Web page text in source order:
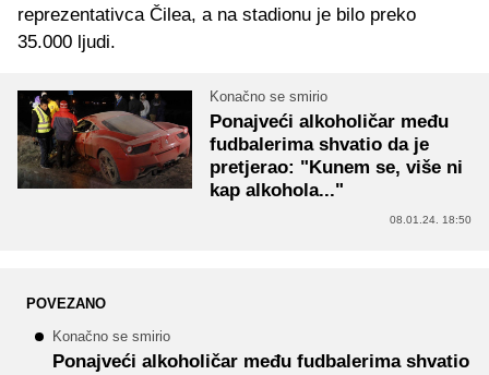
reprezentativca Čilea, a na stadionu je bilo preko
35.000 ljudi.
Konačno se smirio
Ponajveći alkoholičar među
fudbalerima shvatio da je
pretjerao: "Kunem se, više ni
kap alkohola..."
08.01.24. 18:50
POVEZANO
Konačno se smirio
Ponajveći alkoholičar među fudbalerima shvatio